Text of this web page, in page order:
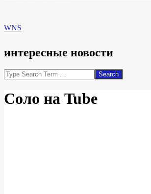
WNS
интересные новости
Search
Соло на Tube